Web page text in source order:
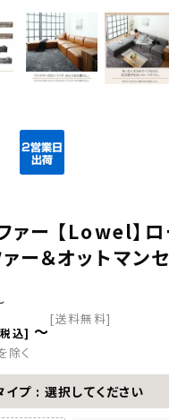
ァー 【Lowel】ロ
＆オットマンセ
税込 〜
[送料無料]
除く
イプ 選択してください